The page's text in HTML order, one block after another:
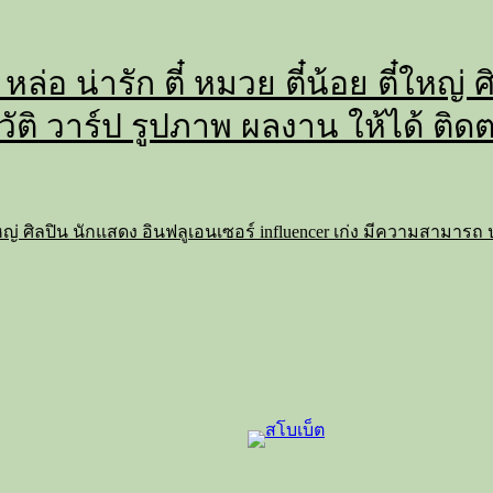
หล่อ น่ารัก ตี๋ หมวย ตี๋น้อย ตี๋ใหญ่
ติ วาร์ป รูปภาพ ผลงาน ให้ได้ ติด
ศิลปิน นักแสดง อินฟลูเอนเซอร์ influencer เก่ง มีความสามาร